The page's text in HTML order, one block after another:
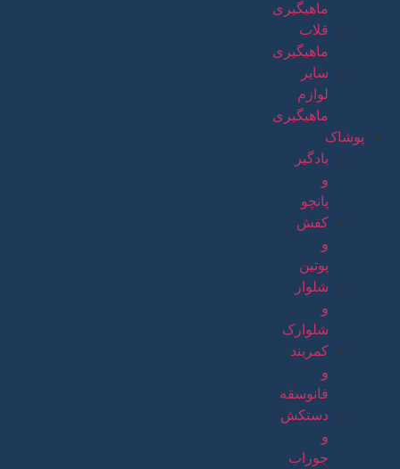
ماهیگیری
قلاب
ماهیگیری
سایر
لوازم
ماهیگیری
پوشاک
بادگیر
و
پانچو
کفش
و
پوتین
شلوار
و
شلوارک
کمربند
و
فانوسقه
دستکش
و
جوراب